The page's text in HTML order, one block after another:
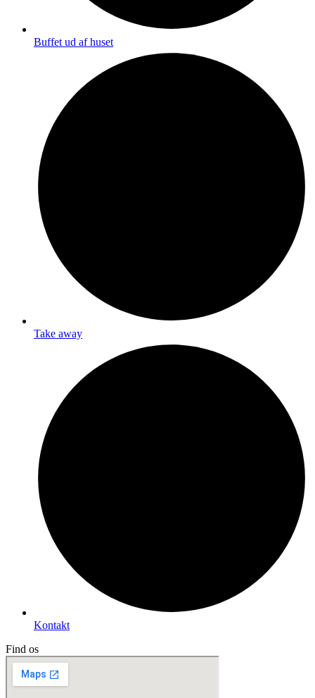
Buffet ud af huset
Take away
Kontakt
Find os